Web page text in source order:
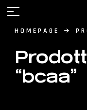
HOMEPAGE
“bcaa”